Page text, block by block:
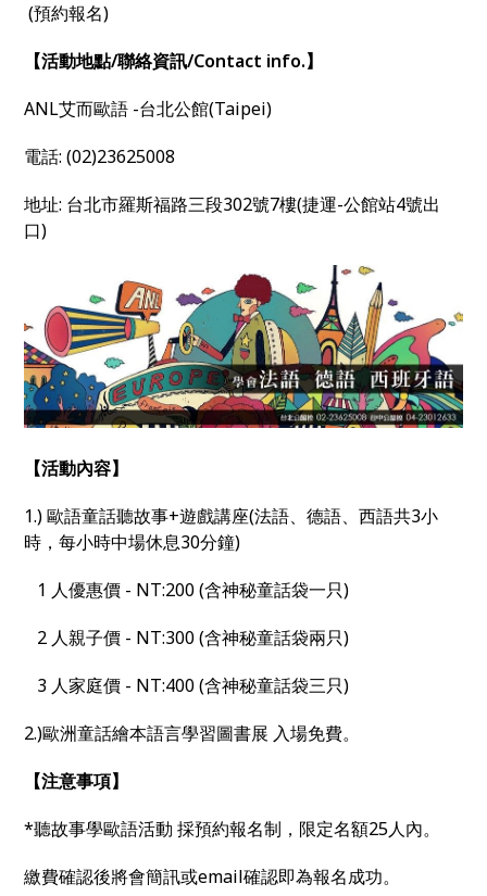
(預約報名)
【活動地點/聯絡資訊/Contact info.】
ANL艾而歐語 -台北公館(Taipei)
電話: (02)23625008
地址: 台北市羅斯福路三段302號7樓(捷運-公館站4號出
口)
【活動內容】
1.) 歐語童話聽故事+遊戲講座(法語、德語、西語共3小
時，每小時中場休息30分鐘)
1 人優惠價 - NT:200 (含神秘童話袋一只)
2 人親子價 - NT:300 (含神秘童話袋兩只)
3 人家庭價 - NT:400 (含神秘童話袋三只)
2.)歐洲童話繪本語言學習圖書展 入場免費。
【注意事項】
*聽故事學歐語活動 採預約報名制，限定名額25人內。
繳費確認後將會簡訊或email確認即為報名成功。